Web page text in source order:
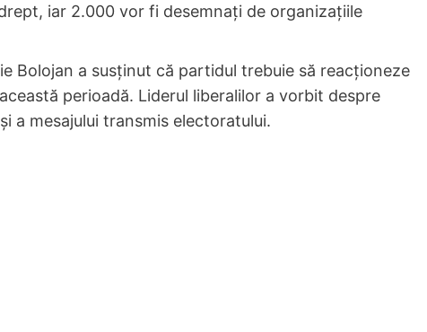
iar 2.000 vor fi desemnați de organizațiile
Bolojan a susținut că partidul trebuie să reacționeze
perioadă. Liderul liberalilor a vorbit despre
a mesajului transmis electoratului.